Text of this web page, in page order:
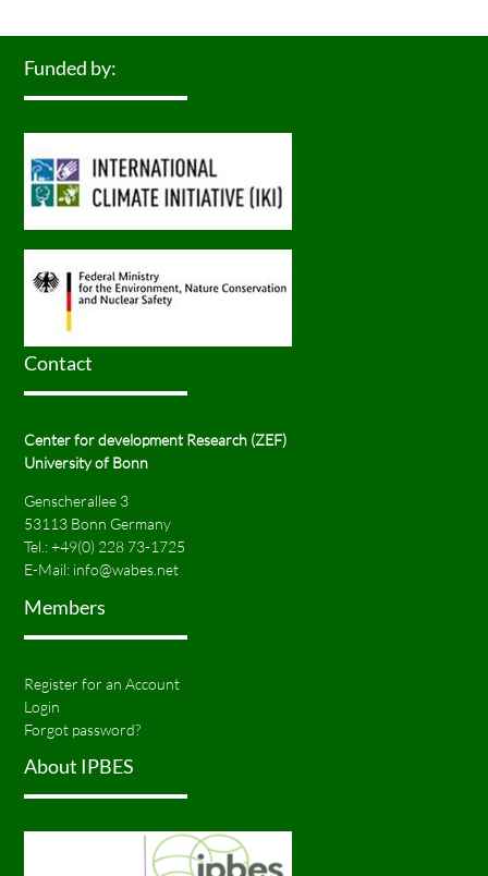
Funded by:
Contact
Center for development Research (ZEF)
University of Bonn
Genscherallee 3
53113 Bonn Germany
Tel.:+49(0) 228 73-1725
E-Mail: info@wabes.net
Members
Register for an Account
Login
Forgot password?
About IPBES